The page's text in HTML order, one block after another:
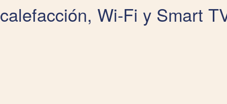
calefacción, Wi‑Fi y Smart